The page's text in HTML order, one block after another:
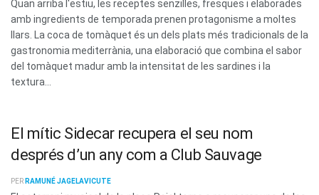
Quan arriba l'estiu, les receptes senzilles, fresques i elaborades
amb ingredients de temporada prenen protagonisme a moltes
llars. La coca de tomàquet és un dels plats més tradicionals de la
gastronomia mediterrània, una elaboració que combina el sabor
del tomàquet madur amb la intensitat de les sardines i la
textura...
El mític Sidecar recupera el seu nom
després d’un any com a Club Sauvage
PER RAMUNÉ JAGELAVICUTE